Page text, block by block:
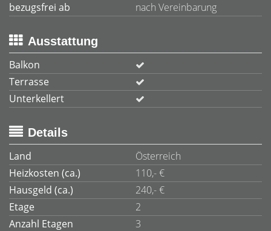
bezugsfrei ab
nach Vereinbarung
Ausstattung
Balkon
Terrasse
Unterkellert
Details
Land
Österreich
Heizkosten (ca.)
110,- €
Hausgeld (ca.)
240,- €
Etage
2
Anzahl Etagen
3